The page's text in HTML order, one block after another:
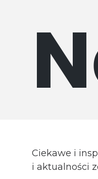
Ciekawe i
i aktualności